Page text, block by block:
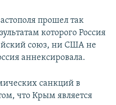
прошел так
которого Россия
союз, ни США не
аннексировала.
санкций в
что Крым является